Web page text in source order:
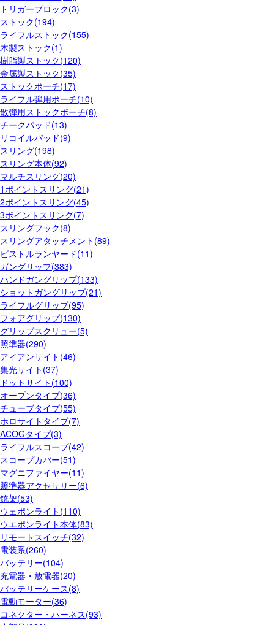
トリガーブロック(3)
ストック(194)
ライフルストック(155)
木製ストック(1)
樹脂製ストック(120)
金属製ストック(35)
ストックポーチ(17)
ライフル弾用ポーチ(10)
散弾用ストックポーチ(8)
チークパッド(13)
リコイルパッド(9)
スリング(198)
スリング本体(92)
マルチスリング(20)
1ポイントスリング(21)
2ポイントスリング(45)
3ポイントスリング(7)
スリングフック(8)
スリングアタッチメント(89)
ピストルランヤード(11)
ガングリップ(383)
ハンドガングリップ(133)
ショットガングリップ(21)
ライフルグリップ(95)
フォアグリップ(130)
グリップスクリュー(5)
照準器(290)
アイアンサイト(46)
集光サイト(37)
ドットサイト(100)
オープンタイプ(36)
チューブタイプ(55)
ホロサイトタイプ(7)
ACOGタイプ(3)
ライフルスコープ(42)
スコープカバー(51)
マグニファイヤー(11)
照準器アクセサリー(6)
銃架(53)
ウェポンライト(110)
ウエポンライト本体(83)
リモートスイッチ(32)
電装系(260)
バッテリー(104)
充電器・放電器(20)
バッテリーケース(8)
電動モーター(36)
コネクター・ハーネス(93)